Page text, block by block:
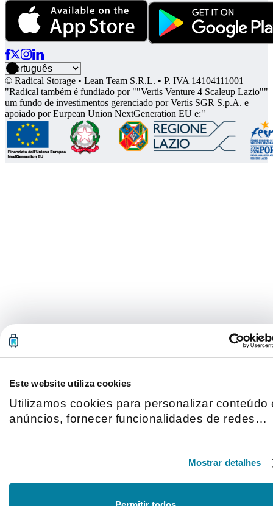
Este website utiliza cookies
Utilizamos cookies para personalizar conteúdo
anúncios, fornecer funcionalidades de redes
partilhamos informações acerca da sua
utilização do site com os nossos parceiros de
Mostrar detalhes
© Radical Storage • Lean Team S.R.L. • P. IVA 14104111001
"Radical também é fundiado por ""Vertis Venture 4 Scaleup Lazio""
um fundo de investimentos gerenciado por Vertis SGR S.p.A. e
apoiado por Eurpean Union NextGeneration EU e:"